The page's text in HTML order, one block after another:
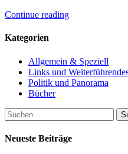
Continue reading
Kategorien
Allgemein & Speziell
Links und
Politik und Panorama
Bücher
Suchen
nach:
Neueste Beiträge